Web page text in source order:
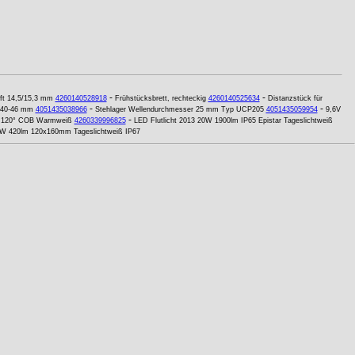
14,5/15,3 mm 4260140528918- Frühstücksbrett, rechteckig 4260140525634- Distanzstück für
46 mm 4051435038966- Stehlager Wellendurchmesser 25 mm Typ UCP205 4051435059954- 9,6V
COB Warmweiß 4260339996825- LED Flutlicht 2013 20W 1900lm IP65 Epistar Tageslichtweiß
420lm 120x160mm Tageslichtweiß IP67